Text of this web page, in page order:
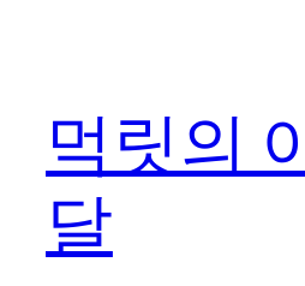
먹릿의
달